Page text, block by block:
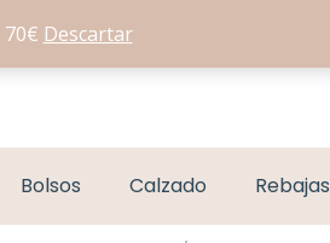
Descartar
Bolsos Calzado Rebajas